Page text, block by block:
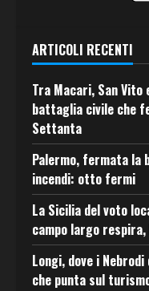
ARTICOLI RECENTI
Tra Macari, San
battaglia civile che
Settanta
Palermo, fermata la
incendi: otto fermi
La Sicilia del voto
campo largo
Longi, dove i
che punta sul